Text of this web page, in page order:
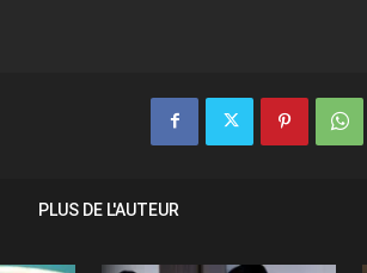
PLUS DE L'AUTEUR